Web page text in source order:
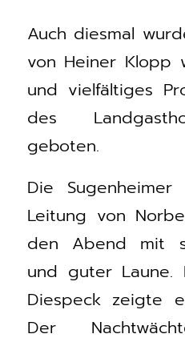
Auch diesmal
von Heiner Klopp
und vielfältiges
des
geboten.
Die
Leitung von
den Abend mit
und guter Laune.
Diespeck zeigte
Der